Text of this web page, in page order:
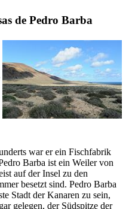
de Pedro Barba
war er ein Fischfabrik
Barba ist ein Weiler von
auf der Insel zu den
besetzt sind. Pedro Barba
Stadt der Kanaren zu sein,
gelegen, der Südspitze der